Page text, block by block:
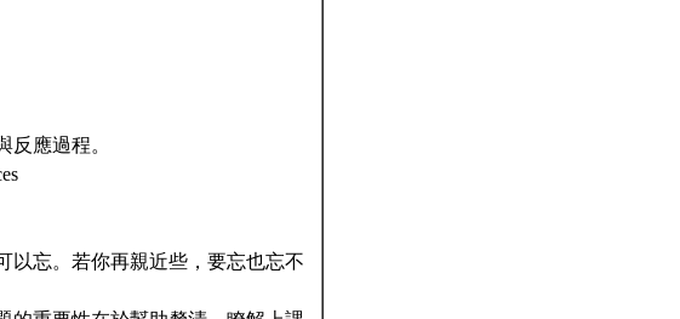
應過程。
以忘。若你再親近些，要忘也忘不